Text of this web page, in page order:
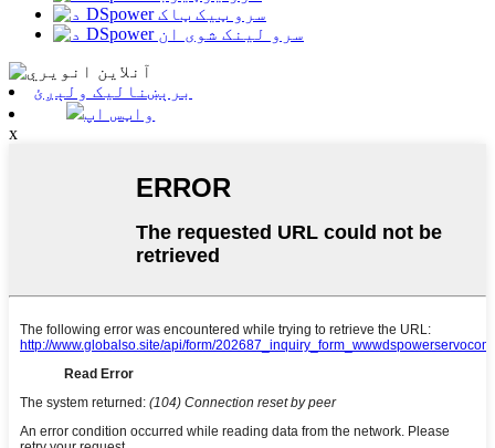
برېښنالیک ولېږئ
واټس اپ
x